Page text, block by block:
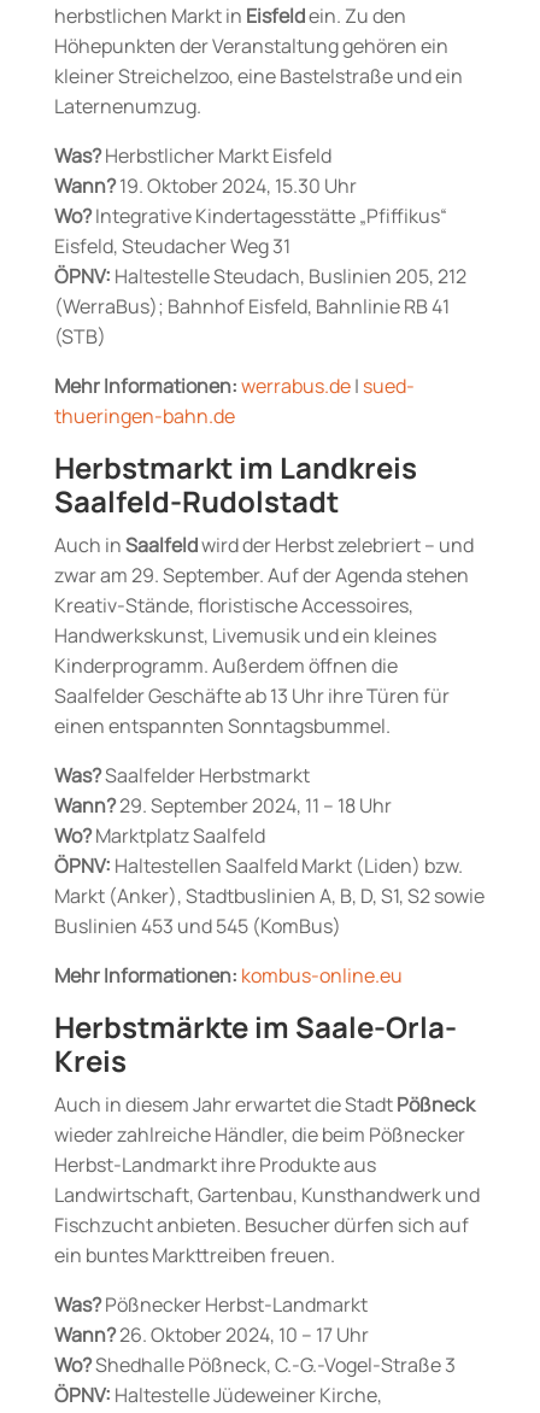
herbstlichen Markt in Eisfeldein. Zu den
Höhepunkten der Veranstaltung gehören ein
kleiner Streichelzoo, eine Bastelstraße und ein
Laternenumzug.
Was?Herbstlicher Markt Eisfeld
Wann?19. Oktober 2024, 15.30 Uhr
Wo?Integrative Kindertagesstätte „Pfiffikus“
Eisfeld, Steudacher Weg 31
ÖPNV: Haltestelle Steudach, Buslinien 205, 212
(WerraBus); Bahnhof Eisfeld, Bahnlinie RB 41
(STB)
Mehr Informationen:werrabus.de| sued-
thueringen-bahn.de
Herbstmarkt im Landkreis
Saalfeld-Rudolstadt
Auch inSaalfeldwird der Herbst zelebriert – und
zwar am 29. September. Auf der Agenda stehen
Kreativ-Stände, floristische Accessoires,
Handwerkskunst, Livemusik und ein kleines
Kinderprogramm. Außerdem öffnen die
Saalfelder Geschäfte ab 13 Uhr ihre Türen für
einen entspannten Sonntagsbummel.
Was?Saalfelder Herbstmarkt
Wann?29. September 2024, 11 – 18 Uhr
Wo?Marktplatz Saalfeld
ÖPNV: Haltestellen Saalfeld Markt (Liden) bzw.
Markt (Anker), Stadtbuslinien A, B, D, S1, S2 sowie
Buslinien 453 und 545 (KomBus)
Mehr Informationen: kombus-online.eu
Herbstmärkte im Saale-Orla-
Kreis
Auch in diesem Jahr erwartet die StadtPößneck
wieder zahlreiche Händler, die beim Pößnecker
Herbst-Landmarkt ihre Produkte aus
Landwirtschaft, Gartenbau, Kunsthandwerk und
Fischzucht anbieten. Besucher dürfen sich auf
ein buntes Markttreiben freuen.
Was?Pößnecker Herbst-Landmarkt
Wann?26. Oktober 2024, 10 – 17 Uhr
Wo?Shedhalle Pößneck, C.-G.-Vogel-Straße 3
ÖPNV: Haltestelle Jüdeweiner Kirche,